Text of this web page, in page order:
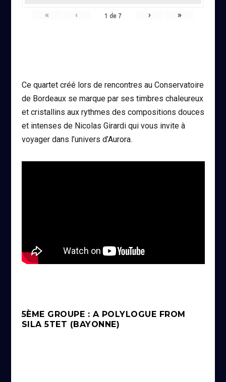
« ‹ 1 de 7 › »
Ce quartet créé lors de rencontres au Conservatoire
de Bordeaux se marque par ses timbres chaleureux
et cristallins aux rythmes des compositions douces
et intenses de Nicolas Girardi qui vous invite à
voyager dans l’univers d’Aurora.
5ÈME GROUPE : A POLYLOGUE FROM
SILA 5TET (BAYONNE)